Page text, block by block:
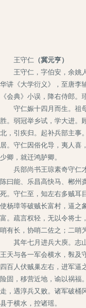
王守仁 （冀元亨）
王守仁，字伯安，余姚人
华讲《大学衍义》，至唐李
《会典》小误，降右侍郎
守仁娠十四月而生。祖母
胜。弱冠举乡试，学大进。
北，引疾归。起补兵部主事
居。守仁因俗化导，夷人喜
少卿，就迁鸿胪卿。
兵部尚书王琼素奇守仁才
陈曰能、乐昌高快马、郴州
死。守仁至，知左右多贼耳
使杨璋等破贼长富村，逼之
富。疏言权轻，无以令将士
哨有长，协哨二佐之；二哨
其年七月进兵大庾。志山
王天与各一军会横水，斅及
四百人伏贼巢左右，进军逼
险固，移营近地，谕以祸福
走，遇淳兵又败。诸军破桶
县于横水，控诸瑶。